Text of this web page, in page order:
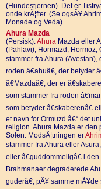
(Hundestjernen). Det er
onde krÃ¦fter. (Se ogsÃ¥
Monade og Veda).
Ahura Mazda
(Persisk).Ahura Mazda eller
(Pahlavi), Hormazd, Hormoz,
stammer fra Ahura (Avestan),
roden â€ahuâ€, der betyder
â€Mazdaâ€, der er
som stammer fra roden
som betyder â€skaberenâ€
et navn for Ormuzd â€“ det
religion. Ahura Mazda er
Solen. ModsÃ¦tningen er
stammer fra Ahura eller Asura,
eller â€guddommeligâ€ i
Brahmanaer degraderede
guderâ€, pÃ¥ samme